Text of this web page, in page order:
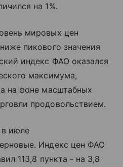
на 1%.
мировых цен
пикового значения
индекс ФАО оказался
максимума,
на фоне масштабных
продовольствием.
июле
Индекс цен ФАО
113,8 пункта - на 3,8